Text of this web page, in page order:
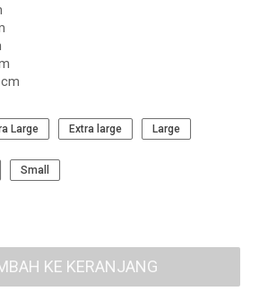
Large Extra large Large
Small
KE KERANJANG